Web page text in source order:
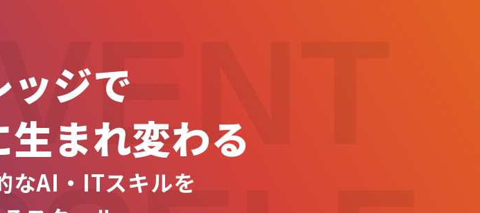
ジで
まれ変わる
なAI・ITスキルを